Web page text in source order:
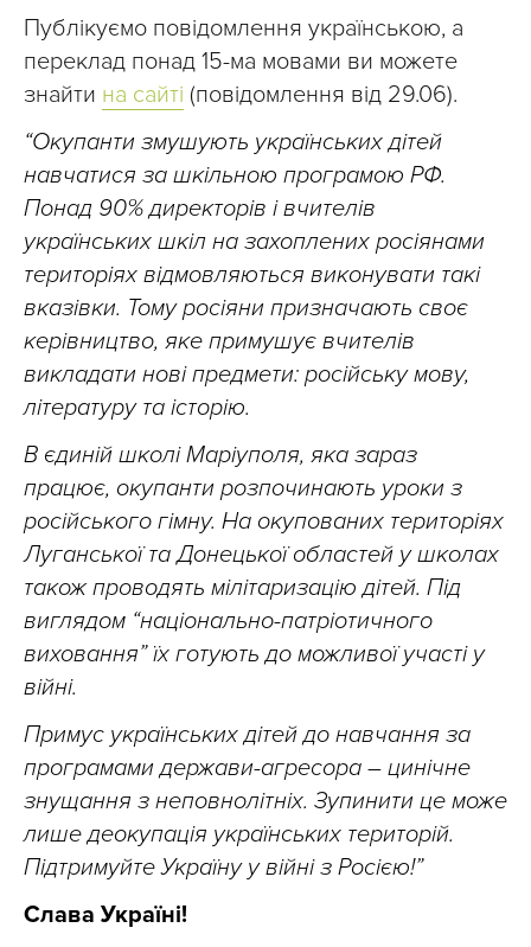
Публікуємо повідомлення українською, а
переклад понад 15-ма мовами ви можете
знайти на сайті (повідомлення від 29.06).
“Окупанти змушують українських дітей
навчатися за шкільною програмою РФ.
Понад 90% директорів і вчителів
українських шкіл на захоплених росіянами
територіях відмовляються виконувати такі
вказівки. Тому росіяни призначають своє
керівництво, яке примушує вчителів
викладати нові предмети: російську мову,
літературу та історію.
В єдиній школі Маріуполя, яка зараз
працює, окупанти розпочинають уроки з
російського гімну. На окупованих територіях
Луганської та Донецької областей у школах
також проводять мілітаризацію дітей. Під
виглядом “національно-патріотичного
виховання” їх готують до можливої участі у
війні.
Примус українських дітей до навчання за
програмами держави-агресора – цинічне
знущання з неповнолітніх. Зупинити це може
лише деокупація українських територій.
Підтримуйте Україну у війні з Росією!”
Слава Україні!